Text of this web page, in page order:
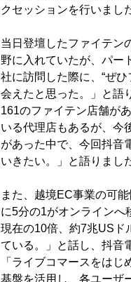
クセッションを行いまし
当日登壇したファイテン
野に入れていたが、パー
社に訪問した際に、“ぜ
会えたと思った。」と語
161のファイテン店舗が
いる代理店もあるが、今
があった中で、今回抖音
いきたい。」と語りまし
また、越境EC事業の可
に5分の1がオンラインへ
現在の10倍、約7兆USド
ている。」と話し、抖音
「ライブコマースをは
基盤を活用し、各ユーザ